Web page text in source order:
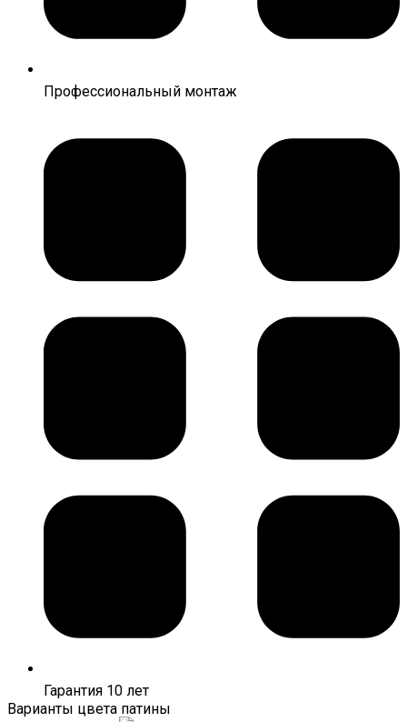
Профессиональный монтаж
Гарантия 10 лет
Варианты цвета патины